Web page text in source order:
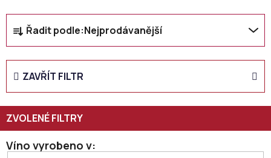
Ř
a
z
n
p
r
o
Řadit podle:Nejprodávanější
ZAVŘÍT FILTR
Víno vyrobeno v